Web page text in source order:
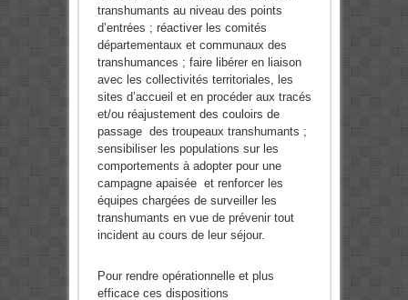
transhumants au niveau des points
d’entrées ; réactiver les comités
départementaux et communaux des
transhumances ; faire libérer en liaison
avec les collectivités territoriales, les
sites d’accueil et en procéder aux tracés
et/ou réajustement des couloirs de
passage des troupeaux transhumants ;
sensibiliser les populations sur les
comportements à adopter pour une
campagne apaisée et renforcer les
équipes chargées de surveiller les
transhumants en vue de prévenir tout
incident au cours de leur séjour.
Pour rendre opérationnelle et plus
efficace ces dispositions